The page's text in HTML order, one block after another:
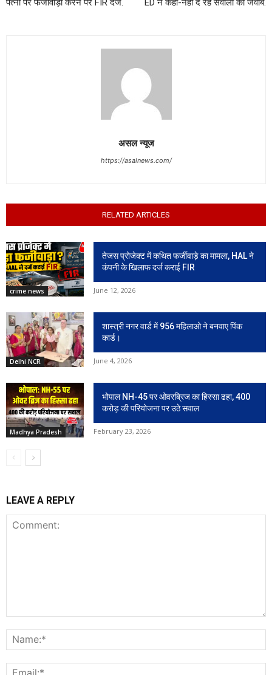
पत्नी पर फर्जीवाड़ा करने पर FIR दर्ज. ED ने कहा-नहीं दे रहे सवालों का जवाब.
असल न्यूज
https://asalnews.com/
RELATED ARTICLES
crime news
तेजस प्रोजेक्ट में कथित फर्जीवाड़े का मामला, HAL ने
कंपनी के खिलाफ दर्ज कराई FIR
June 12, 2026
Delhi NCR
शास्त्री नगर वार्ड में 956 महिलाओ ने बनवाए पिंक
कार्ड।
June 4, 2026
Madhya Pradesh
भोपाल NH-45 पर ओवरब्रिज का हिस्सा ढहा, 400
करोड़ की परियोजना पर उठे सवाल
February 23, 2026
LEAVE A REPLY